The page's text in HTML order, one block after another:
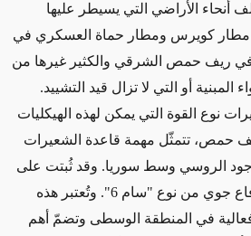
أنحاء الأراضي التي يسيطر عليها
مطار كويرس ومطار حماة العسكري في
ريف حمص الشرقي والكثير غيرها من
المبنية أو التي لا تزال قيد التشييد.
نوع القوة التي يمكن لهذه الهيكليات
حمص، تتمثّل مهمة قاعدة الشعيرات
الروسي وسط سوريا. وقد ثُبتت على
مدخلي المطار صواريخ دفاع جوي من نوع "سام 6". وتُعتبر هذه
فعالية في المنطقة الوسطى وتضمّ أهم